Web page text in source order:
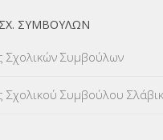
ΣΥΜΒΟΎΛΩΝ
Σχολικών Συμβούλων
Σχολικού Συμβούλου